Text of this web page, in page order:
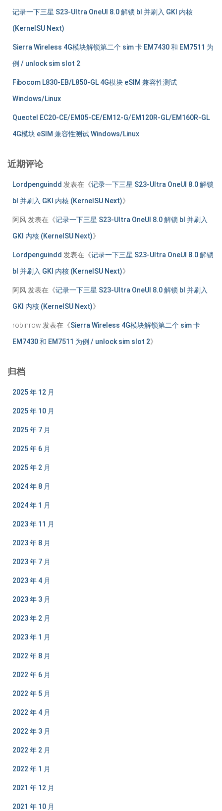
记录一下三星 S23-Ultra OneUI 8.0 解锁 bl 并刷入 GKI 内核
(KernelSU Next)
Sierra Wireless 4G模块解锁第二个 sim 卡 EM7430 和 EM7511 为
例 / unlock sim slot 2
Fibocom L830-EB/L850-GL 4G模块 eSIM 兼容性测试
Windows/Linux
Quectel EC20-CE/EM05-CE/EM12-G/EM120R-GL/EM160R-GL
4G模块 eSIM 兼容性测试 Windows/Linux
近期评论
Lordpenguindd 发表在《记录一下三星 S23-Ultra OneUI 8.0 解锁
bl 并刷入 GKI 内核 (KernelSU Next)》
阿风 发表在《记录一下三星 S23-Ultra OneUI 8.0 解锁 bl 并刷入
GKI 内核 (KernelSU Next)》
Lordpenguindd 发表在《记录一下三星 S23-Ultra OneUI 8.0 解锁
bl 并刷入 GKI 内核 (KernelSU Next)》
阿风 发表在《记录一下三星 S23-Ultra OneUI 8.0 解锁 bl 并刷入
GKI 内核 (KernelSU Next)》
robinrow 发表在《Sierra Wireless 4G模块解锁第二个 sim 卡
EM7430 和 EM7511 为例 / unlock sim slot 2》
归档
2025 年 12 月
2025 年 10 月
2025 年 7 月
2025 年 6 月
2025 年 2 月
2024 年 8 月
2024 年 1 月
2023 年 11 月
2023 年 8 月
2023 年 7 月
2023 年 4 月
2023 年 3 月
2023 年 2 月
2023 年 1 月
2022 年 8 月
2022 年 6 月
2022 年 5 月
2022 年 4 月
2022 年 3 月
2022 年 2 月
2022 年 1 月
2021 年 12 月
2021 年 10 月